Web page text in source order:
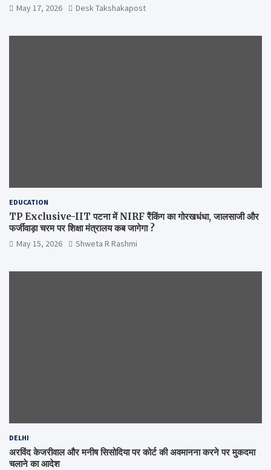
May 17, 2026 Desk Takshakapost
EDUCATION
TP Exclusive-IIT पटना में NIRF रैंकिंग का गोरखधंधा, जालसाजी और
फर्जीवाड़ा चरम पर शिक्षा मंत्रालय कब जागेगा ?
May 15, 2026 Shweta R Rashmi
DELHI
अरविंद केजरीवाल और मनीष सिसोदिया पर कोर्ट की अवमानना करने पर मुकदमा
चलाने का आदेश